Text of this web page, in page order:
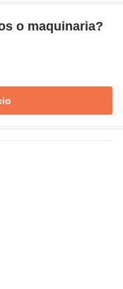
o maquinaria?